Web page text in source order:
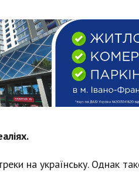
на українську. Однак